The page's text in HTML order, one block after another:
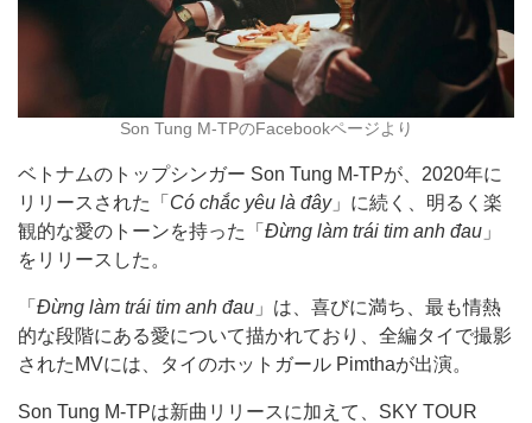
Son Tung M-TPのFacebookページより
ベトナムのトップシンガー Son Tung M-TPが、2020年に
リリースされた「 Có chắc yêu là đây」に続く、明るく楽
観的な愛のトーンを持った「 Đừng làm trái tim anh đau 」
をリリースした。
「 Đừng làm trái tim anh đau 」は、喜びに満ち、最も情熱
的な段階にある愛について描かれており、全編タイで撮影
されたMVには、タイのホットガール Pimthaが出演。
Son Tung M-TPは新曲リリースに加えて、SKY TOUR